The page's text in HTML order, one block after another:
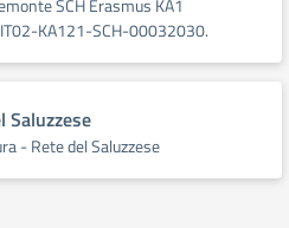
SCH Erasmus KA1
IT02-KA121-SCH-00032030.
Saluzzese
- Rete del Saluzzese